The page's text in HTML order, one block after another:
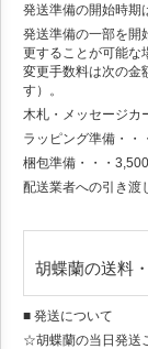
発送準備の開始時期
発送準備の一部を開
更することが可能な
変更手数料は次の金
す）。
木札・メッセージカ
ラッピング準備・・
梱包準備・・・
配送業者への引き渡
胡蝶蘭の送料
■ 発送について
☆胡蝶蘭の当日発送